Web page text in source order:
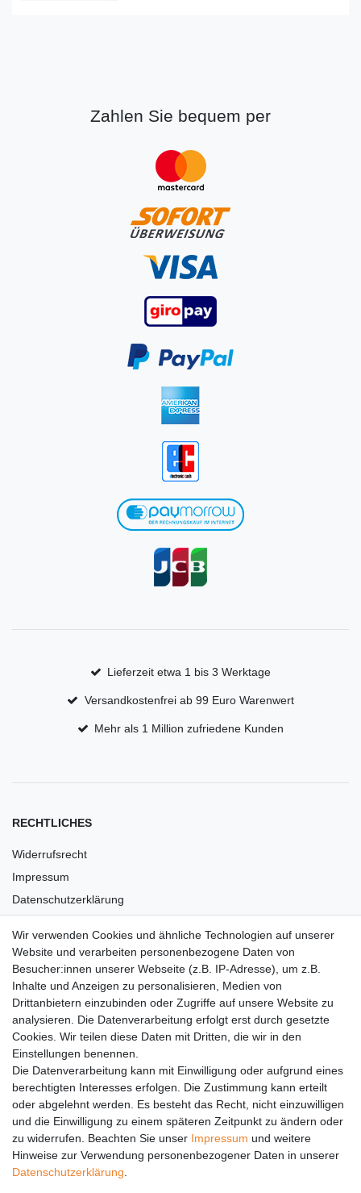
Zahlen Sie bequem per
Lieferzeit etwa 1 bis 3 Werktage
Versandkostenfrei ab 99 Euro Warenwert
Mehr als 1 Million zufriedene Kunden
RECHTLICHES
Widerrufsrecht
Impressum
Datenschutzerklärung
Barrierefreiheit
Anleitungen
Vertrag widerrufen
PARTNER
DHL
GLS
PaketPLUS
SPONSORING
Wir verwenden Cookies und ähnliche Technologien auf unserer
Website und verarbeiten personenbezogene Daten von
Besucher:innen unserer Webseite (z.B. IP-Adresse), um z.B.
Inhalte und Anzeigen zu personalisieren, Medien von
Drittanbietern einzubinden oder Zugriffe auf unsere Website zu
analysieren. Die Datenverarbeitung erfolgt erst durch gesetzte
Cookies. Wir teilen diese Daten mit Dritten, die wir in den
Einstellungen benennen.
Die Datenverarbeitung kann mit Einwilligung oder aufgrund eines
berechtigten Interesses erfolgen. Die Zustimmung kann erteilt
oder abgelehnt werden. Es besteht das Recht, nicht einzuwilligen
und die Einwilligung zu einem späteren Zeitpunkt zu ändern oder
zu widerrufen. Beachten Sie unser Impressum und weitere
Hinweise zur Verwendung personenbezogener Daten in unserer
Daten­schutz­erklärung